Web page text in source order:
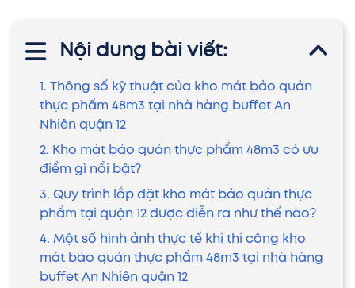
Nội dung bài viết:
1. Thông số kỹ thuật của kho mát bảo quản
thực phẩm 48m3 tại nhà hàng buffet An
Nhiên quận 12
2. Kho mát bảo quản thực phẩm 48m3 có ưu
điểm gì nổi bật?
3. Quy trình lắp đặt kho mát bảo quản thực
phẩm tại quận 12 được diễn ra như thế nào?
4. Một số hình ảnh thực tế khi thi công kho
mát bảo quản thực phẩm 48m3 tại nhà hàng
buffet An Nhiên quận 12